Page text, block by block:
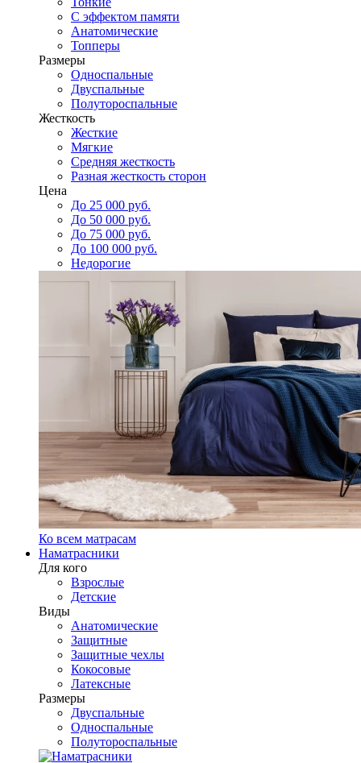
С эффектом памяти
Анатомические
Топперы
Размеры
Односпальные
Двуспальные
Полутороспальные
Жесткость
Жесткие
Мягкие
Средняя жесткость
Разная жесткость сторон
Цена
До 25 000 руб.
До 50 000 руб.
До 75 000 руб.
До 100 000 руб.
Недорогие
Ко всем матрасам
Наматрасники
Для кого
Взрослые
Детские
Виды
Анатомические
Защитные
Защитные чехлы
Кокосовые
Латексные
Размеры
Двуспальные
Односпальные
Полутороспальные